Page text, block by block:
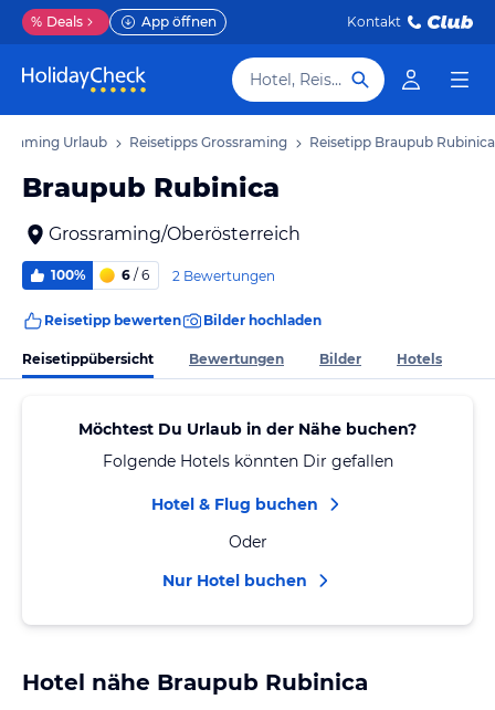
% Deals App öffnen Kontakt
Hotel, Reiseziel
Urlaub Reisetipps Grossraming Reisetipp Braupub Rubinica
Braupub Rubinica
Grossraming/Oberösterreich
100% 6 / 6 2 Bewertungen
Reisetipp bewerten Bilder hochladen
Reisetippübersicht Bewertungen Bilder Hotels
Möchtest Du Urlaub in der Nähe buchen?
Folgende Hotels könnten Dir gefallen
Hotel & Flug buchen
Oder
Nur Hotel buchen
Hotel nähe Braupub Rubinica